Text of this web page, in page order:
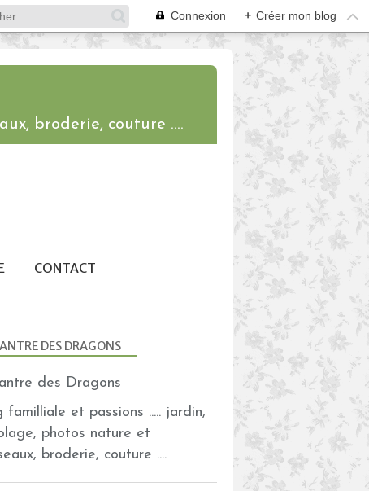
Connexion + Créer mon blog
broderie, couture ....
CONTACT
DES DRAGONS
familliale et passions ..... jardin,
photos nature et
broderie, couture ....